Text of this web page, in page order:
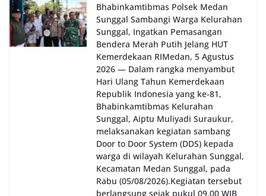
Bhabinkamtibmas Polsek Medan
Sunggal Sambangi Warga Kelurahan
Sunggal, Ingatkan Pemasangan
Bendera Merah Putih Jelang HUT
Kemerdekaan RI‎‎Medan, 5 Agustus
2026 — Dalam rangka menyambut
Hari Ulang Tahun Kemerdekaan
Republik Indonesia yang ke-81,
Bhabinkamtibmas Kelurahan
Sunggal, Aiptu Muliyadi Suraukur,
melaksanakan kegiatan sambang
Door to Door System (DDS) kepada
warga di wilayah Kelurahan Sunggal,
Kecamatan Medan Sunggal, pada
Rabu (05/08/2026).‎‎Kegiatan tersebut
berlangsung sejak pukul 09.00 WIB